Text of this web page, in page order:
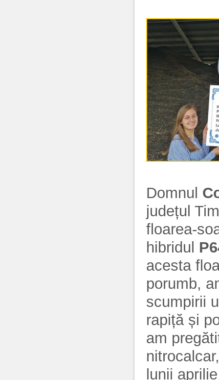
Domnul
județul
floarea-
hibridul
acesta
porumb,
scumpirii
rapiță și
am
lunii